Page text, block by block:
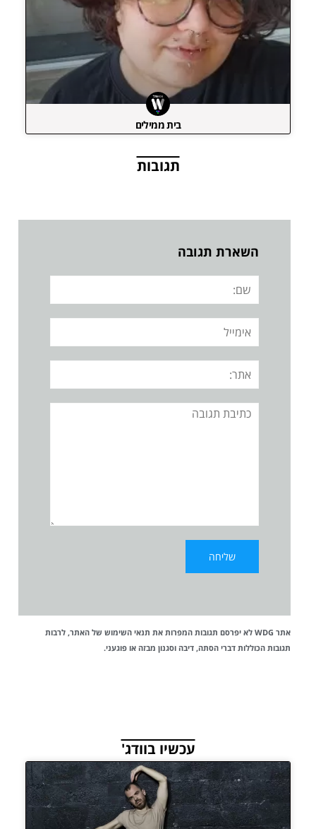
בית ממילים
תגובות
השארת תגובה
שם:
אימייל
אתר:
תגובה
אתר WDG לא יפרסם תגובות המפרות את תנאי השימוש של האתר, לרבות
תגובות הכוללות דברי הסתה, דיבה וסגנון מבזה או פוגעני.
עכשיו בוודג'